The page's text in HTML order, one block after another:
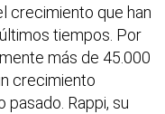
crecimiento que han
tiempos. Por
más de 45.000
crecimiento
pasado. Rappi, su